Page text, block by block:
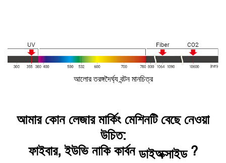
আলোর তরঙ্গদৈর্ঘ্য বন্টন মানচিত্র
আমার কোন লেজার মার্কিং মেশিনটি বেছে নেওয়া
উচিত:
ফাইবার, ইউভি নাকি কার্বন ডাইঅক্সাইড?